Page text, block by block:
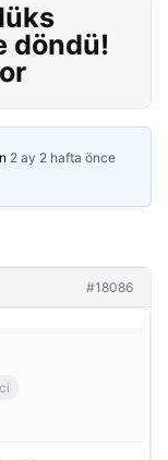
döndü!
2 ay 2 hafta önce
#18086